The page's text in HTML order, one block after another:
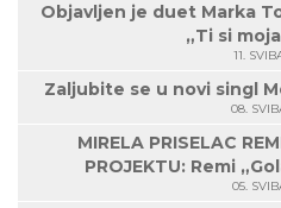
Objavljen je duet Marka
„Ti si
11.
Zaljubite se u novi singl
08.
MIRELA PRISELAC
PROJEKTU: Remi
05.